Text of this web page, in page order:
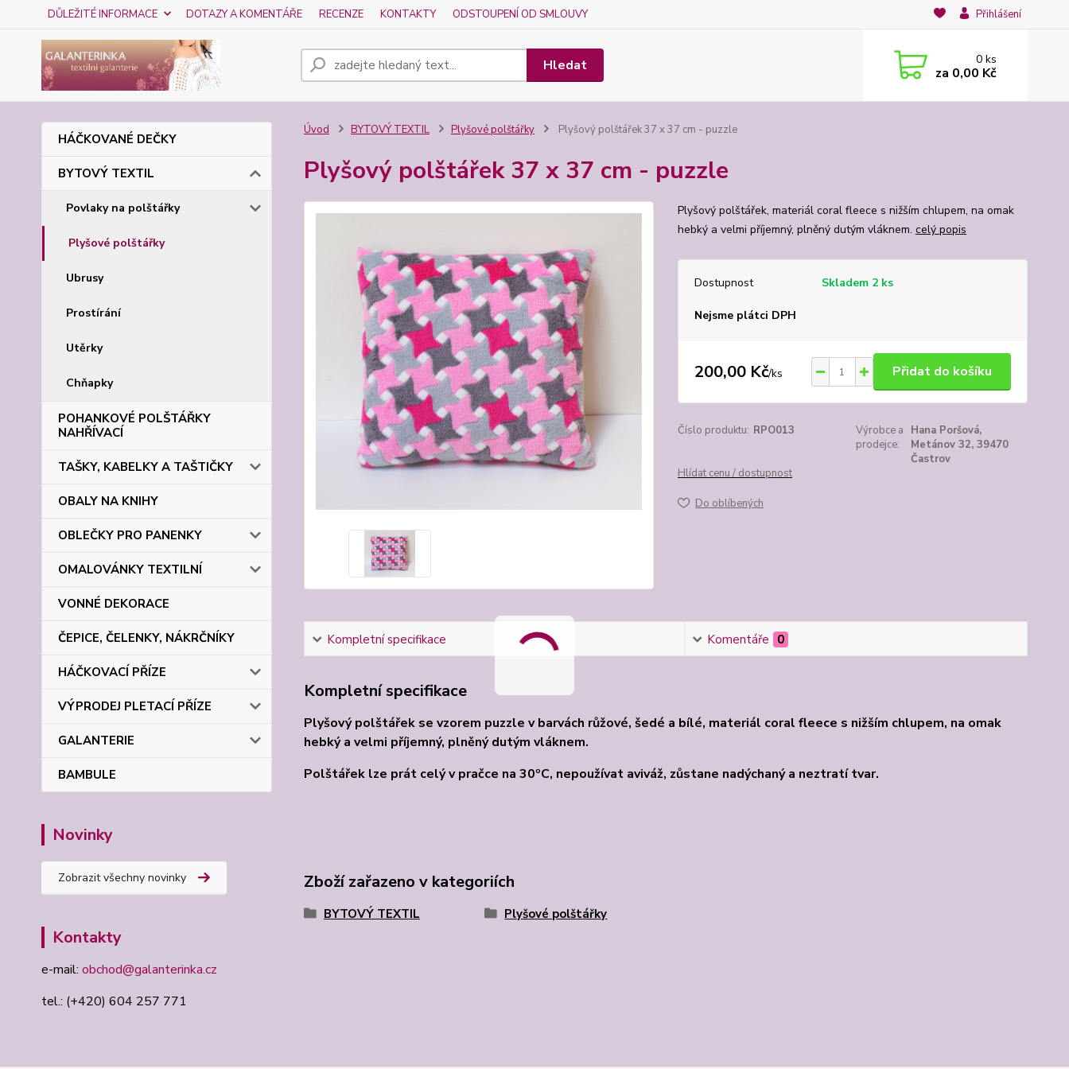
DŮLEŽITÉ INFORMACE DOTAZY A KOMENTÁŘE RECENZE KONTAKTY ODSTOUPENÍ OD SMLOUVY Přihlášení
Hledat 0ks
za 0,00 Kč
HÁČKOVANÉ DEČKY
BYTOVÝ TEXTIL
Povlaky na polštářky
Plyšové polštářky
Ubrusy
Prostírání
Utěrky
Chňapky
POHANKOVÉ POLŠTÁŘKY
NAHŘÍVACÍ
TAŠKY, KABELKY A TAŠTIČKY
OBALY NA KNIHY
OBLEČKY PRO PANENKY
OMALOVÁNKY TEXTILNÍ
VONNÉ DEKORACE
ČEPICE, ČELENKY, NÁKRČNÍKY
HÁČKOVACÍ PŘÍZE
VÝPRODEJ PLETACÍ PŘÍZE
GALANTERIE
BAMBULE
Novinky
Zobrazit všechny novinky
Kontakty
e-mail: obchod@galanterinka.cz
tel.: (+420) 604 257 771
Úvod BYTOVÝ TEXTIL Plyšové polštářky Plyšový polštářek 37 x 37 cm - puzzle
Plyšový polštářek 37 x 37 cm - puzzle
Plyšový polštářek, materiál coral fleece s nižším chlupem, na omak
hebký a velmi příjemný, plněný dutým vláknem. celý popis
Dostupnost Skladem 2 ks
Nejsme plátci DPH
200,00 Kč/ks Přidat do košíku
Číslo produktu: RPO013
Výrobce a
prodejce:
Hana Poršová,
Metánov 32, 39470
Častrov
Hlídat cenu / dostupnost
Do oblíbených
Kompletní specifikace Komentáře 0
Kompletní specifikace
Plyšový polštářek se vzorem puzzle v barvách růžové, šedé a bílé, materiál coral fleece s nižším chlupem, na omak
hebký a velmi příjemný, plněný dutým vláknem.
Polštářek lze prát celý v pračce na 30ºC, nepoužívat aviváž, zůstane nadýchaný a neztratí tvar.
Zboží zařazeno v kategoriích
BYTOVÝ TEXTIL Plyšové polštářky